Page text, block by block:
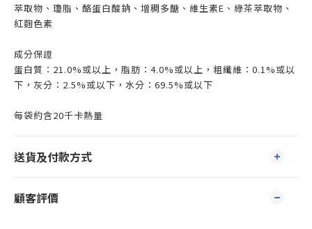
萃取物、瓊脂、酪蛋白酸鈉、增稠多醣、維生素E、綠茶萃取物、
紅麴色素
成分保證
蛋白質：21.0%或以上，脂肪：4.0%或以上，粗纖維：0.1%或以
下，灰分：2.5%或以下，水分：69.5%或以下
每袋約含20千卡熱量
送貨及付款方式
顧客評價